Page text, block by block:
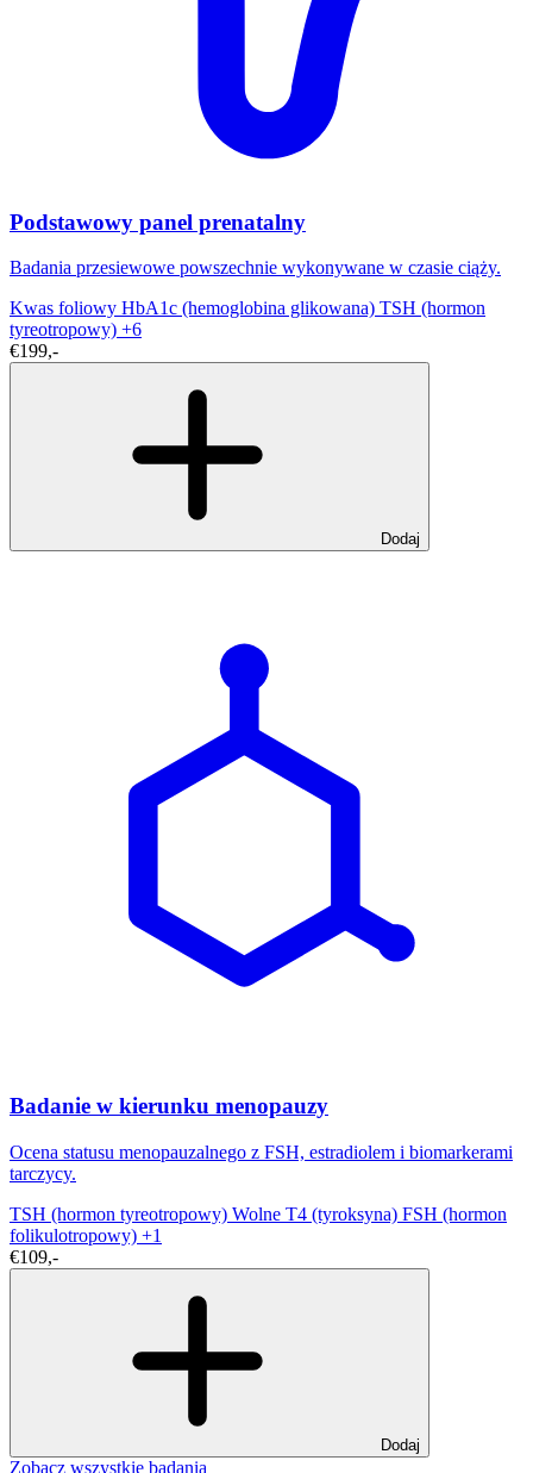
Podstawowy panel prenatalny
Badania przesiewowe powszechnie wykonywane w czasie ciąży.
Kwas foliowy HbA1c (hemoglobina glikowana) TSH (hormon
tyreotropowy) +6
€199,-
Dodaj
Badanie w kierunku menopauzy
Ocena statusu menopauzalnego z FSH, estradiolem i biomarkerami
tarczycy.
TSH (hormon tyreotropowy) Wolne T4 (tyroksyna) FSH (hormon
folikulotropowy) +1
€109,-
Dodaj
Zobacz wszystkie badania